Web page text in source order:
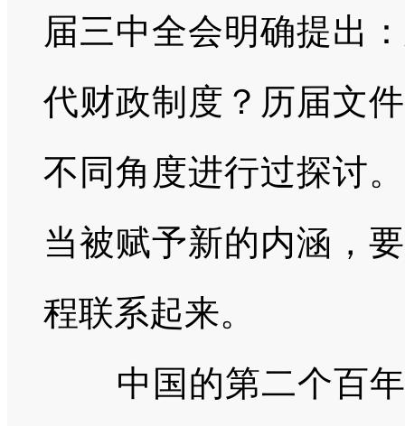
届三中全会明确提出
代财政制度？历届文
不同角度进行过探讨
当被赋予新的内涵，
程联系起来。
中国的第二个百年